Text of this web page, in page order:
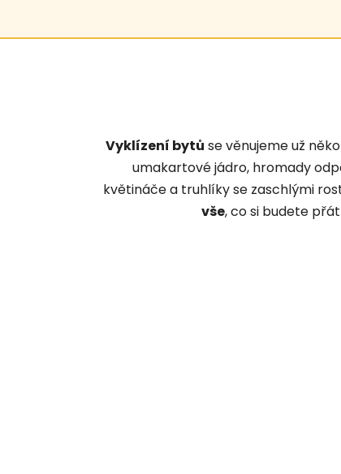
Vyklízení bytů se věnujeme už
umakartové jádro, hromady
květináče a truhlíky se zaschlými
vše, co si budete